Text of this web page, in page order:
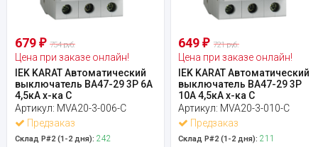
679 ₽ 754 руб.
Цена при заказе онлайн!
IEK KARAT Автоматический
выключатель ВА47-29 3Р 6А
4,5кА х-ка С
Артикул: MVA20-3-006-C
Предзаказ
Склад Р#2 (1-2 дня): 242
649₽ 721 руб.
Цена при заказе онлайн!
IEK KARAT Автоматический
выключатель ВА47-29 3Р
10А 4,5кА х-ка С
Артикул: MVA20-3-010-C
Предзаказ
Склад Р#2 (1-2 дня): 211